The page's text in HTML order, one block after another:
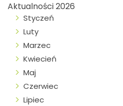
Aktualności 2026
Styczeń
Luty
Marzec
Kwiecień
Maj
Czerwiec
Lipiec